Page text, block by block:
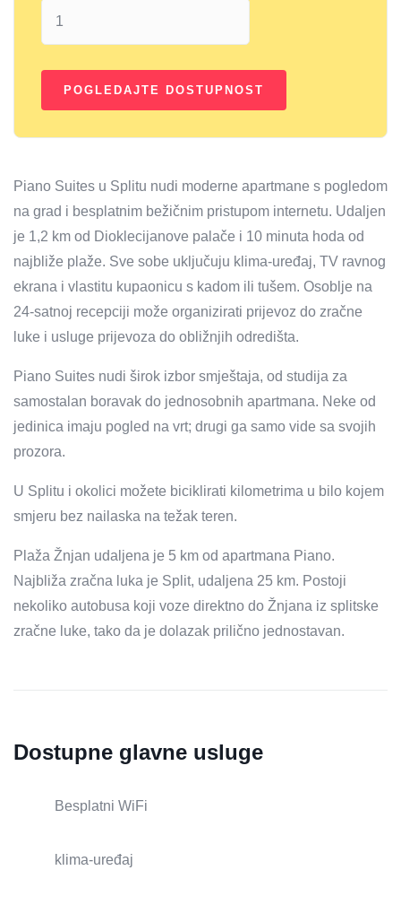
Piano Suites u Splitu nudi moderne apartmane s pogledom
na grad i besplatnim bežičnim pristupom internetu. Udaljen
je 1,2 km od Dioklecijanove palače i 10 minuta hoda od
najbliže plaže. Sve sobe uključuju klima-uređaj, TV ravnog
ekrana i vlastitu kupaonicu s kadom ili tušem. Osoblje na
24-satnoj recepciji može organizirati prijevoz do zračne
luke i usluge prijevoza do obližnjih odredišta.
Piano Suites nudi širok izbor smještaja, od studija za
samostalan boravak do jednosobnih apartmana. Neke od
jedinica imaju pogled na vrt; drugi ga samo vide sa svojih
prozora.
U Splitu i okolici možete biciklirati kilometrima u bilo kojem
smjeru bez nailaska na težak teren.
Plaža Žnjan udaljena je 5 km od apartmana Piano.
Najbliža zračna luka je Split, udaljena 25 km. Postoji
nekoliko autobusa koji voze direktno do Žnjana iz splitske
zračne luke, tako da je dolazak prilično jednostavan.
Dostupne glavne usluge
Besplatni WiFi
klima-uređaj